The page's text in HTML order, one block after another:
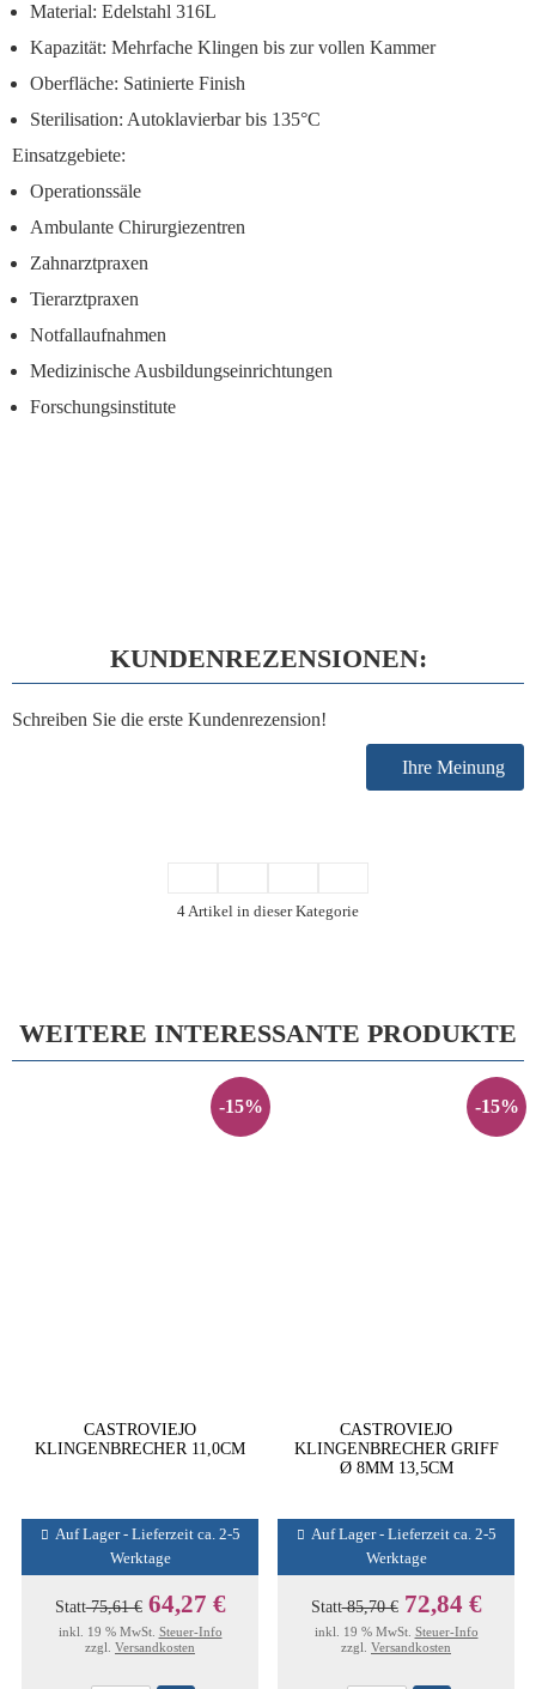
Material: Edelstahl 316L
Kapazität: Mehrfache Klingen bis zur vollen Kammer
Oberfläche: Satinierte Finish
Sterilisation: Autoklavierbar bis 135°C
Einsatzgebiete:
Operationssäle
Ambulante Chirurgiezentren
Zahnarztpraxen
Tierarztpraxen
Notfallaufnahmen
Medizinische Ausbildungseinrichtungen
Forschungsinstitute
KUNDENREZENSIONEN:
Schreiben Sie die erste Kundenrezension!
Ihre Meinung
4 Artikel in dieser Kategorie
WEITERE INTERESSANTE PRODUKTE
-15%
CASTROVIEJO
KLINGENBRECHER 11,0CM
Auf Lager - Lieferzeit ca. 2-5
Werktage
Statt75,61 € 64,27 €
inkl. 19 % MwSt. Steuer-Info
zzgl. Versandkosten
-15%
CASTROVIEJO
KLINGENBRECHER GRIFF
Ø 8MM 13,5CM
Auf Lager - Lieferzeit ca. 2-5
Werktage
Statt85,70 € 72,84 €
inkl. 19 % MwSt. Steuer-Info
zzgl. Versandkosten